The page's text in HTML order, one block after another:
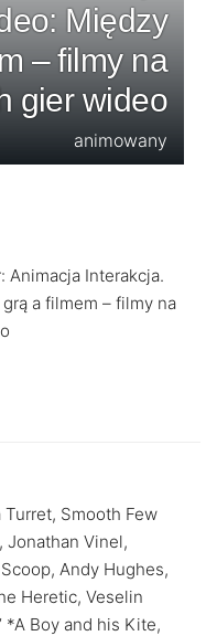
Między
– filmy na
gier wideo
animowany
Animacja Interakcja.
a filmem – filmy na
Smooth Few
Jonathan Vinel,
Andy Hughes,
Heretic, Veselin
*A Boy and his Kite,